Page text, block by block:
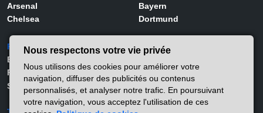
Arsenal
Chelsea
Bayern
Dortmund
Portugal
Benfica
Porto
Sporting
Joueurs
Lamine Yamal
Rodrygo
Vinicius Jr
Nous respectons votre vie privée
Nous utilisons des cookies pour améliorer votre
navigation, diffuser des publicités ou contenus
personnalisés, et analyser notre trafic. En poursuivant
votre navigation, vous acceptez l'utilisation de ces